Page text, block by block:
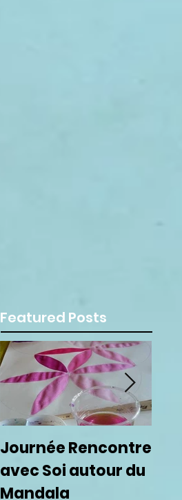
Featured Posts
Journée Rencontre
avec Soi autour du
Mandala